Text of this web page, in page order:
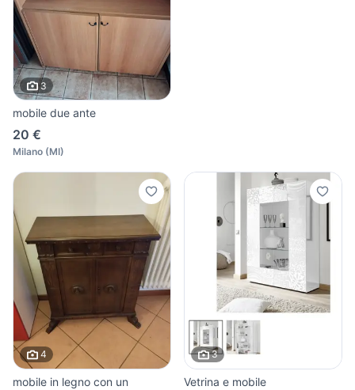
3
mobile due ante
20 €
Milano (MI)
4
mobile in legno con un
3
Vetrina e mobile